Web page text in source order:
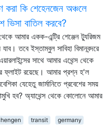
করা কি শেহেনজেন অঞ্চলে
বাতিল করবে?
আমার একক-এন্ট্রি শেঞ্জেন ট্যুরিজম
তবে ইস্তাম্বুল সাবিহা বিমানবন্দরে
সাথে আমার এথেন্স থেকে
ফ্লাইট রয়েছে। আমার প্রশ্ন হ'ল
যেহেতু জার্মানিতে প্রবেশের সময়
হব? অ্যাথেন্স থেকে কোলোনে আমার
transit germany